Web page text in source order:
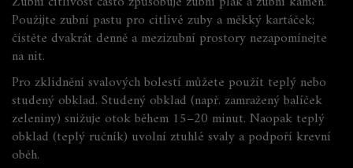
Použijte zubní pastu pro citlivé zuby a měkký kartáček;
čistěte dvakrát denně a mezizubní prostory nezapomínejte
na nit.
Pro zklidnění svalových bolestí můžete použít teplý nebo
studený obklad. Studený obklad (např. zamražený balíček
zeleniny) snižuje otok během 15–20 minut. Naopak teplý
obklad (teplý ručník) uvolní ztuhlé svaly a podpoří krevní
oběh.